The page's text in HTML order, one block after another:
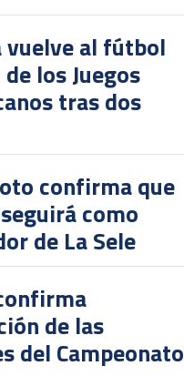
vuelve al fútbol
los Juegos
tras dos
confirma que
como
de La Sele
de las
del Campeonato